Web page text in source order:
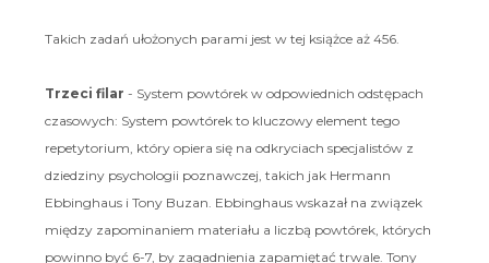
Takich zadań ułożonych parami jest w tej książce aż 456.
Trzeci filar - System powtórek w odpowiednich odstępach
czasowych: System powtórek to kluczowy element tego
repetytorium, który opiera się na odkryciach specjalistów z
dziedziny psychologii poznawczej, takich jak Hermann
Ebbinghaus i Tony Buzan. Ebbinghaus wskazał na związek
między zapominaniem materiału a liczbą powtórek, których
powinno być 6-7, by zagadnienia zapamiętać trwale. Tony